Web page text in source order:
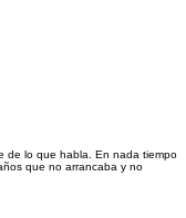
de lo que habla. En nada tiempo
que no arrancaba y no